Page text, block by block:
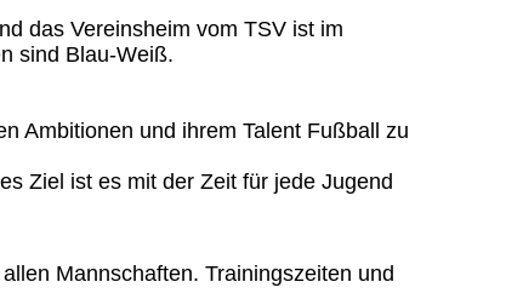
das Vereinsheim vom TSV ist im
sind Blau-Weiß.
Ambitionen und ihrem Talent Fußball zu
Ziel ist es mit der Zeit für jede Jugend
Mannschaften. Trainingszeiten und